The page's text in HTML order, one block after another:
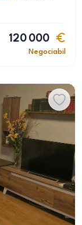
120 000
Negociabil